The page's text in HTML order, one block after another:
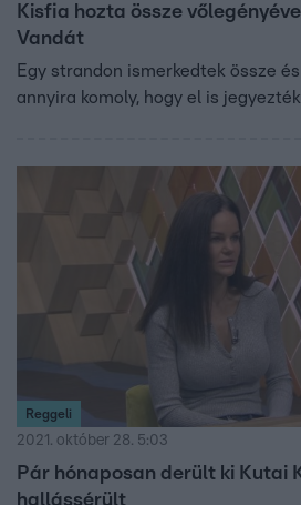
Kisfia hozta össze
Vandát
Egy strandon ismerkedtek össze
annyira komoly, hogy el is
Reggeli
2021. október 28. 5:03
Pár hónaposan derült ki Kutai
hallássérült